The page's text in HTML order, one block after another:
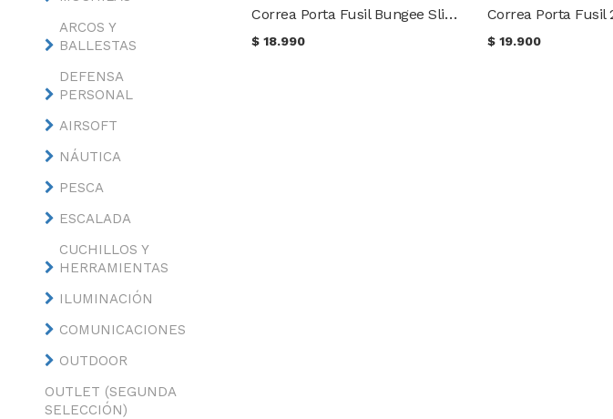
ARCOS Y
BALLESTAS
DEFENSA
PERSONAL
AIRSOFT
NÁUTICA
PESCA
ESCALADA
CUCHILLOS Y
HERRAMIENTAS
ILUMINACIÓN
COMUNICACIONES
OUTDOOR
OUTLET (SEGUNDA
SELECCIÓN)
Correa Porta Fusil Bungee Sling 5488 5ive Star Gear
$18.990 $ 19.900